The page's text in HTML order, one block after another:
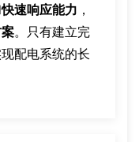
快速响应能力 ，
。只有建立完
配电系统的长